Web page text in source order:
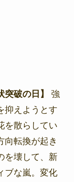
破の日】
強
抑えようとす
を散らしてい
向転換が起き
を壊して、新
ブな嵐。変化